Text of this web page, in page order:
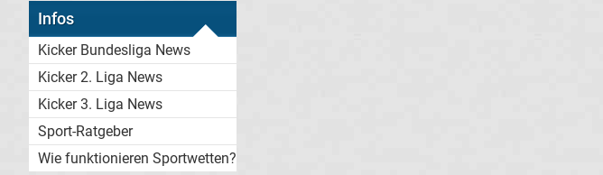
Infos
Kicker Bundesliga News
Kicker 2. Liga News
Kicker 3. Liga News
Sport-Ratgeber
Wie funktionieren Sportwetten?